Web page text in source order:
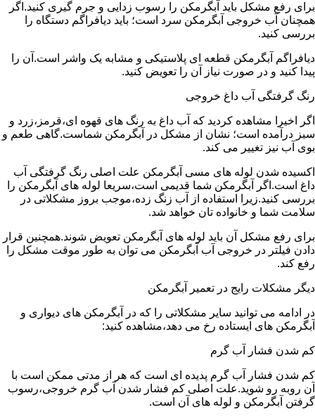
برای رفع مشکل باید آبگرمکن را رسوب زدایی و جرم گیری کنید.اگر
همچنان آب خروجی آبگرمکن سرد است؛ باید دیافراگم دستگاه را
بررسی کنید.
دیافراگم آبگرمکن قطعه ای پلاستیکی و مشابه یک واشر است.آن را
پیدا کنید و در صورت نیاز آن را تعویض کنید.
رنگ گرفتگی آب داغ خروجی
اگر اخیرا مشاهده کردید که آب داغ به رنگ های قهوه ای،قرمز،زرد و
سبز درآمده است؛ نشان از مشکل در آبگرمکن شماست.گاهی طعم و
بوی آب نیز تغییر می کند.
اکسیده شدن لوله های مسی آبگرمکن علت اصلی رنگ گرفتگی آب
داغ است.اگر آبگرمکن شما قدیمی است،سریعا لوله های آبگرمکن را
بررسی کنید.زیرا استفاده از آب زنگ زده،موجب بروز مشکلاتی در
سلامت شما و خانواده تان خواهد شد.
برای رفع مشکل آن باید لوله های آبگرمکن تعویض شوند.همچنین قرار
دادن فیلتر در خروجی آب آبگرمکن می توان به طور موقت مشکل را
رفع کند.
دیگر مشکلات رایج در تعمیر آبگرمکن
در ادامه می توانید سایر مشکلاتی را که در آبگرمکن های دیواری و
آبگرمکن های ایستاده رخ می دهد،مشاهده کنید:
کم شدن فشار آب گرم
کم شدن فشار آب گرم پدیده ای است که هر از مدتی ممکن است با
آن روبه رو شوید.علت اصلی کم فشار شدن آب گرم خروجی،رسوب
گرفتن آبگرمکن و لوله های آن است.